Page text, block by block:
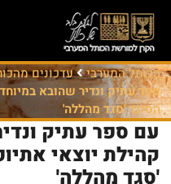
הכותל המערבי עדכונים
ספר עתיק ונדיר שהובא
הסיגד 'סגד מהללה'
עם ספר עתיק
קהילת יוצאי
'סגד מהללה'